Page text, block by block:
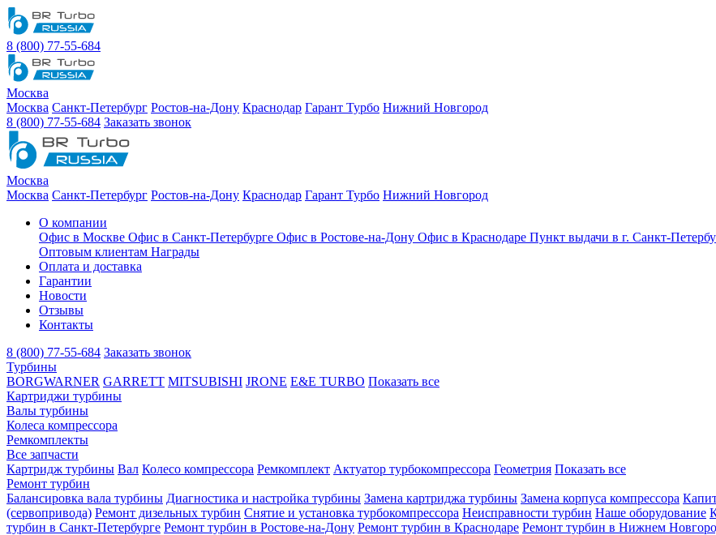
8 (800) 77-55-684
Москва
Москва Санкт-Петербург Ростов-на-Дону Краснодар Гарант Турбо Нижний Новгород
8 (800) 77-55-684 Заказать звонок
Москва
Москва Санкт-Петербург Ростов-на-Дону Краснодар Гарант Турбо Нижний Новгород
О компании
Офис в Москве Офис в Санкт-Петербурге Офис в Ростове-на-Дону Офис в Краснодаре Пункт выдачи в г. Санкт-
Оптовым клиентам Награды
Оплата и доставка
Гарантии
Новости
Отзывы
Контакты
8 (800) 77-55-684 Заказать звонок
Турбины
BORGWARNER GARRETT MITSUBISHI JRONE E&E TURBO Показать все
Картриджи турбины
Валы турбины
Колеса компрессора
Ремкомплекты
Все запчасти
Картридж турбины Вал Колесо компрессора Ремкомплект Актуатор турбокомпрессора Геометрия Показать все
Ремонт турбин
Балансировка вала турбины Диагностика и настройка турбины Замена картриджа турбины Замена корпуса компрессора
(сервопривода) Ремонт дизельных турбин Снятие и установка турбокомпрессора Неисправности турбин Наше оборудование
турбин в Санкт-Петербурге Ремонт турбин в Ростове-на-Дону Ремонт турбин в Краснодаре Ремонт турбин в Нижнем